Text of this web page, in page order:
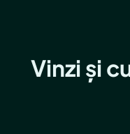
Vinzi și